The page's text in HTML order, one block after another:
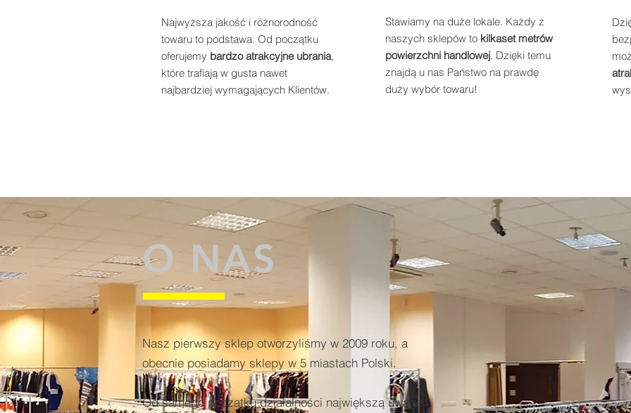
Najwyższa jakość i różnorodność
towaru to podstawa. Od początku
oferujemy bardzo atrakcyjne ubrania,
które trafiają w gusta nawet
najbardziej wymagających Klientów.
Stawiamy na duże lokale. Każdy z
naszych sklepów to kilkaset metrów
powierzchni handlowej. Dzięki temu
znajdą u nas Państwo na prawdę
duży wybór towaru!
O NAS
Nasz pierwszy sklep otworzyliśmy w 2009 roku, a
obecnie posiadamy sklepy w 5 miastach Polski.
Od samego początku działalności największą uwagę